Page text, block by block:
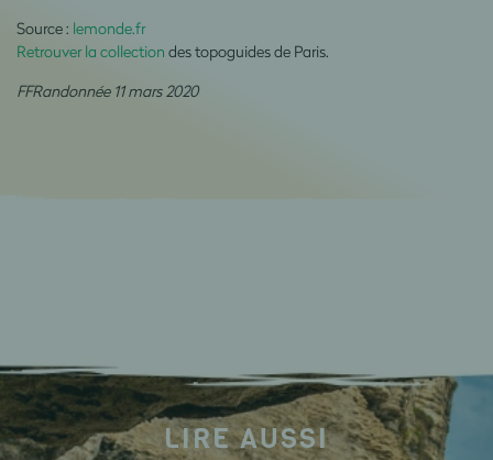
Source : lemonde.fr
Retrouver la collection des topoguides de Paris.
FFRandonnée 11 mars 2020
LIRE AUSSI